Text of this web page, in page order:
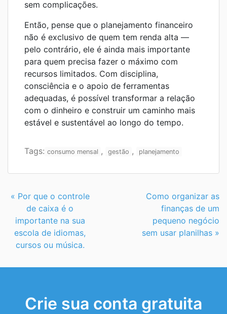
sem complicações.
Então, pense que o planejamento financeiro
não é exclusivo de quem tem renda alta —
pelo contrário, ele é ainda mais importante
para quem precisa fazer o máximo com
recursos limitados. Com disciplina,
consciência e o apoio de ferramentas
adequadas, é possível transformar a relação
com o dinheiro e construir um caminho mais
estável e sustentável ao longo do tempo.
Tags: consumo mensal , gestão , planejamento
Continue
Lendo
« Por que o controle
de caixa é o
importante na sua
escola de idiomas,
cursos ou música.
Como organizar as
finanças de um
pequeno negócio
sem usar planilhas »
Crie sua conta gratuita